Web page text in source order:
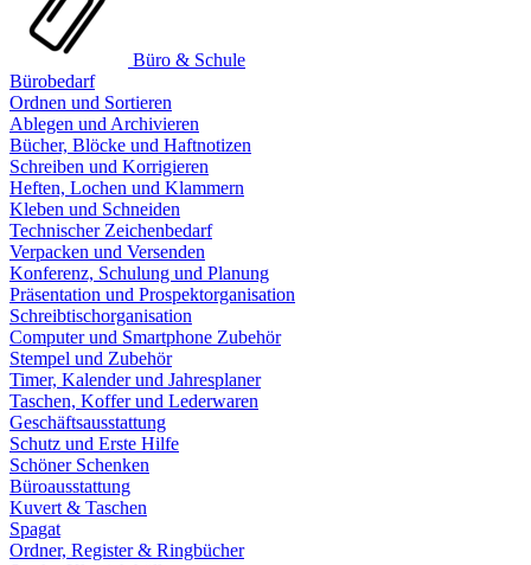
Büro & Schule
Bürobedarf
Ordnen und Sortieren
Ablegen und Archivieren
Bücher, Blöcke und Haftnotizen
Schreiben und Korrigieren
Heften, Lochen und Klammern
Kleben und Schneiden
Technischer Zeichenbedarf
Verpacken und Versenden
Konferenz, Schulung und Planung
Präsentation und Prospektorganisation
Schreibtischorganisation
Computer und Smartphone Zubehör
Stempel und Zubehör
Timer, Kalender und Jahresplaner
Taschen, Koffer und Lederwaren
Geschäftsausstattung
Schutz und Erste Hilfe
Schöner Schenken
Büroausstattung
Kuvert & Taschen
Spagat
Ordner, Register & Ringbücher